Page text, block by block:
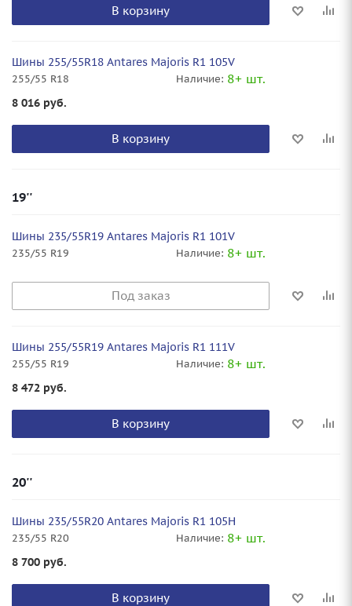
В корзину
Шины 255/55R18 Antares Majoris R1 105V
255/55 R18 Наличие: 8+ шт.
8 016 руб.
В корзину
19''
Шины 235/55R19 Antares Majoris R1 101V
235/55 R19 Наличие: 8+ шт.
Под заказ
Шины 255/55R19 Antares Majoris R1 111V
255/55 R19 Наличие: 8+ шт.
8 472 руб.
В корзину
20''
Шины 235/55R20 Antares Majoris R1 105H
235/55 R20 Наличие: 8+ шт.
8 700 руб.
В корзину